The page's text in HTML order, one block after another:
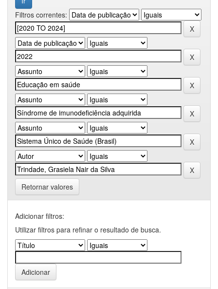
Filtros correntes:
Retornar valores
Adicionar filtros:
Utilizar filtros para refinar o resultado de busca.